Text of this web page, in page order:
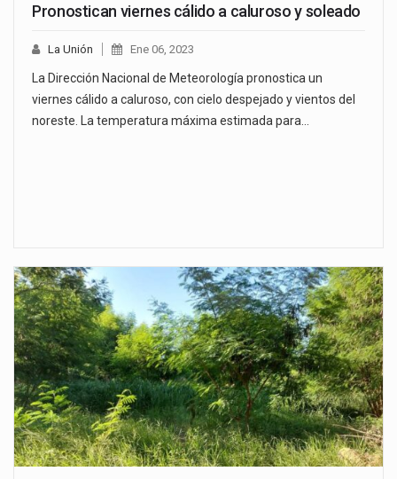
Pronostican viernes cálido a caluroso y soleado
La Unión Ene 06, 2023
La Dirección Nacional de Meteorología pronostica un
viernes cálido a caluroso, con cielo despejado y vientos del
noreste. La temperatura máxima estimada para…